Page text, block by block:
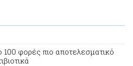
φορές πιο αποτελεσματικό